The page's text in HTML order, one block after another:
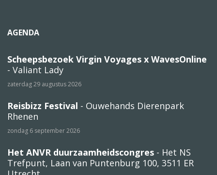
AGENDA
Scheepsbezoek Virgin Voyages x WavesOnline
- Valiant Lady
zaterdag 29 augustus 2026
Reisbizz Festival - Ouwehands Dierenpark
Rhenen
zondag 6 september 2026
Het ANVR duurzaamheidscongres - Het NS
Trefpunt, Laan van Puntenburg 100, 3511 ER